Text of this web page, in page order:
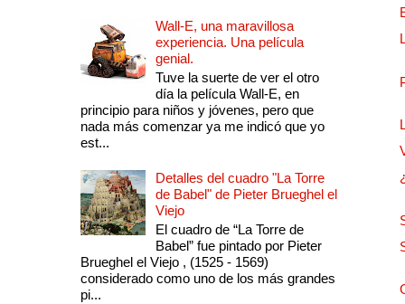
Wall-E, una maravillosa
experiencia. Una película
genial.
Tuve la suerte de ver el otro
día la película Wall-E, en
principio para niños y jóvenes, pero que
nada más comenzar ya me indicó que yo
est...
Detalles del cuadro "La Torre
de Babel" de Pieter Brueghel el
Viejo
El cuadro de “La Torre de
Babel” fue pintado por Pieter
Brueghel el Viejo , (1525 - 1569)
considerado como uno de los más grandes
pi...